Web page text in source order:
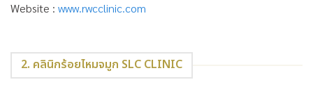
Website : www.rwcclinic.com
2. คลินิกร้อยไหมจมูก SLC CLINIC